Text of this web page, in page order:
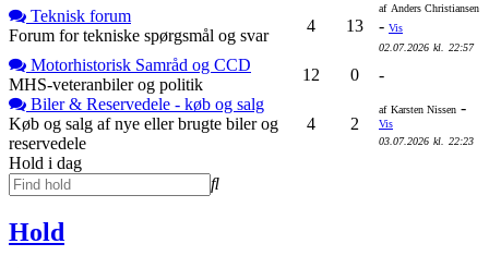
Teknisk forum
Forum for tekniske spørgsmål og svar
4 13
af Anders Christiansen
- Vis
02.07.2026 kl. 22:57
Motorhistorisk Samråd og CCD
MHS-veteranbiler og politik
12 0
-
Biler & Reservedele - køb og salg
Køb og salg af nye eller brugte biler og
reservedele
4 2
af Karsten Nissen -
Vis
03.07.2026 kl. 22:23
Hold i dag
Hold